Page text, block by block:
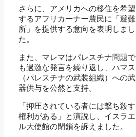
さらに、アメリカへの移住を希望
するアフリカーナー農民に「避難
所」を提供する意向を表明しまし
た。
また、マレマはパレスチナ問題で
も過激な発言を繰り返し、ハマス
（パレスチナの武装組織）への武
器供与を公然と支持。
「抑圧されている者には撃ち殺す
権利がある」と演説し、イスラエ
ル大使館の閉鎖を訴えました。